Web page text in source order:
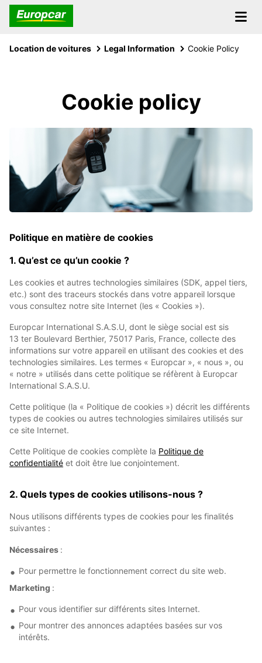
Location de voitures Legal Information Cookie Policy
Cookie policy
Politique en matière de cookies
1. Qu’est ce qu’un cookie ?
Les cookies et autres technologies similaires (SDK, appel tiers,
etc.) sont des traceurs stockés dans votre appareil lorsque
vous consultez notre site Internet (les « Cookies »).
Europcar International S.A.S.U, dont le siège social est sis
13 ter Boulevard Berthier, 75017 Paris, France, collecte des
informations sur votre appareil en utilisant des cookies et des
technologies similaires. Les termes « Europcar », « nous », ou
« notre » utilisés dans cette politique se réfèrent à Europcar
International S.A.S.U.
Cette politique (la « Politique de cookies ») décrit les différents
types de cookies ou autres technologies similaires utilisés sur
ce site Internet.
Cette Politique de cookies complète la Politique de
confidentialité et doit être lue conjointement.
2. Quels types de cookies utilisons-nous ?
Nous utilisons différents types de cookies pour les finalités
suivantes :
Nécessaires :
Pour permettre le fonctionnement correct du site web.
Marketing :
Pour vous identifier sur différents sites Internet.
Pour montrer des annonces adaptées basées sur vos
intérêts.